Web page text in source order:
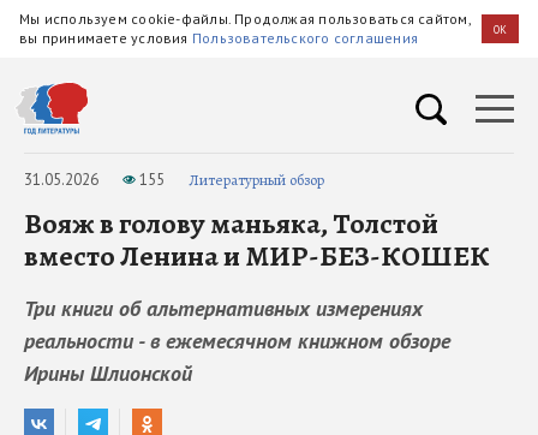
Мы используем cookie-файлы. Продолжая пользоваться сайтом,
вы принимаете условия Пользовательского соглашения OK
31.05.2026 155 Литературный обзор
Вояж в голову маньяка, Толстой
вместо Ленина и МИР-БЕЗ-КОШЕК
Три книги об альтернативных измерениях
реальности - в ежемесячном книжном обзоре
Ирины Шлионской